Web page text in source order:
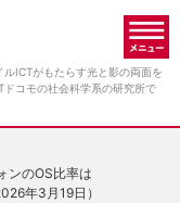
ICTがもたらす光と影の両面を
コモの社会科学系の研究所で
ンのOS比率は
年3月19日）